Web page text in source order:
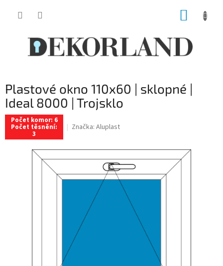
Plastové okno 110x60 | sklopné |
Ideal 8000 | Trojsklo
Počet komor: 6
Počet těsnění:
3
Značka: Aluplast